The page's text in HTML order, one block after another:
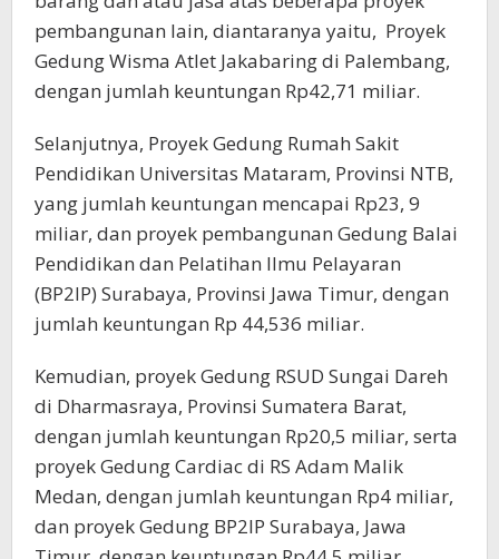
pembangunan lain, diantaranya yaitu, Proyek
Gedung Wisma Atlet Jakabaring di Palembang,
dengan jumlah keuntungan Rp42,71 miliar.
Selanjutnya, Proyek Gedung Rumah Sakit
Pendidikan Universitas Mataram, Provinsi NTB,
yang jumlah keuntungan mencapai Rp23, 9
miliar, dan proyek pembangunan Gedung Balai
Pendidikan dan Pelatihan Ilmu Pelayaran
(BP2IP) Surabaya, Provinsi Jawa Timur, dengan
jumlah keuntungan Rp 44,536 miliar.
Kemudian, proyek Gedung RSUD Sungai Dareh
di Dharmasraya, Provinsi Sumatera Barat,
dengan jumlah keuntungan Rp20,5 miliar, serta
proyek Gedung Cardiac di RS Adam Malik
Medan, dengan jumlah keuntungan Rp4 miliar,
dan proyek Gedung BP2IP Surabaya, Jawa